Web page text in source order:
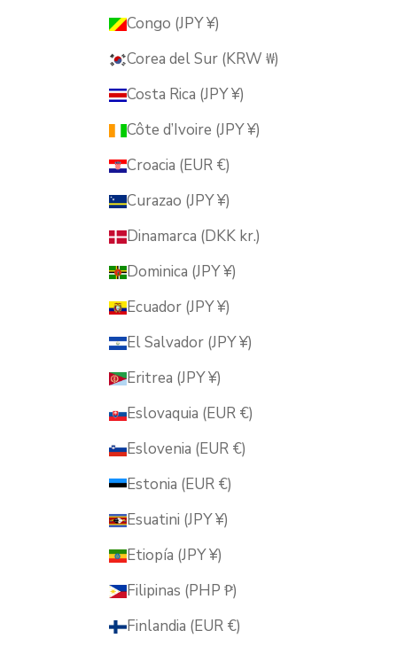
Congo (JPY ¥)
Corea del Sur (KRW ₩)
Costa Rica (JPY ¥)
Côte d’Ivoire (JPY ¥)
Croacia (EUR €)
Curazao (JPY ¥)
Dinamarca (DKK kr.)
Dominica (JPY ¥)
Ecuador (JPY ¥)
El Salvador (JPY ¥)
Eritrea (JPY ¥)
Eslovaquia (EUR €)
Eslovenia (EUR €)
Estonia (EUR €)
Esuatini (JPY ¥)
Etiopía (JPY ¥)
Filipinas (PHP ₱)
Finlandia (EUR €)